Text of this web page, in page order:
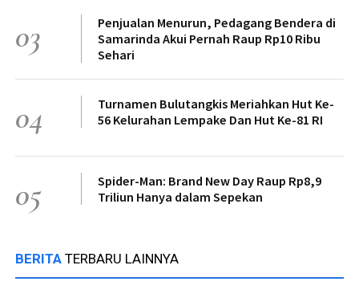
03
Penjualan Menurun, Pedagang Bendera di
Samarinda Akui Pernah Raup Rp10 Ribu
Sehari
04
Turnamen Bulutangkis Meriahkan Hut Ke-
56 Kelurahan Lempake Dan Hut Ke-81 RI
05
Spider-Man: Brand New Day Raup Rp8,9
Triliun Hanya dalam Sepekan
BERITA TERBARU LAINNYA